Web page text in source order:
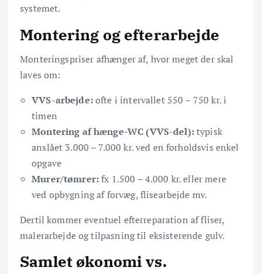
systemet.
Montering og efterarbejde
Monteringspriser afhænger af, hvor meget der skal
laves om:
VVS-arbejde:ofte i intervallet 550 – 750 kr. i
timen
Montering af hænge-WC (VVS-del):typisk
anslået 3.000 – 7.000 kr. ved en forholdsvis enkel
opgave
Murer/tømrer:fx 1.500 – 4.000 kr. eller mere
ved opbygning af forvæg, flisearbejde mv.
Dertil kommer eventuel efterreparation af fliser,
malerarbejde og tilpasning til eksisterende gulv.
Samlet økonomi vs.